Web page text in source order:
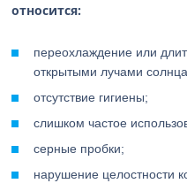
относится:
переохлаждение или
открытыми лучами
отсутствие гигиены;
слишком частое
серные пробки;
нарушение целостности